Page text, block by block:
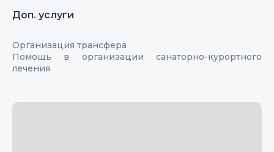
Доп. услуги
Организация трансфера
Помощь в организации санаторно-курортного
лечения